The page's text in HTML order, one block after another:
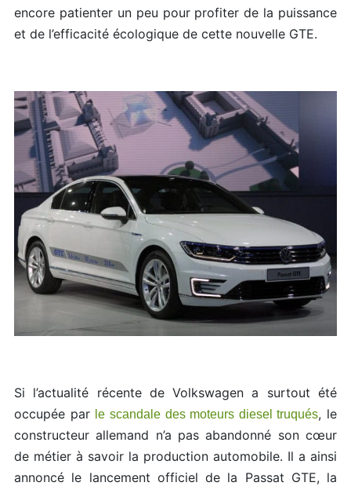
encore patienter un peu pour profiter de la puissance
et de l’efficacité écologique de cette nouvelle GTE.
Si l’actualité récente de Volkswagen a surtout été
occupée par le scandale des moteurs diesel truqués, le
constructeur allemand n’a pas abandonné son cœur
de métier à savoir la production automobile. Il a ainsi
annoncé le lancement officiel de la Passat GTE, la